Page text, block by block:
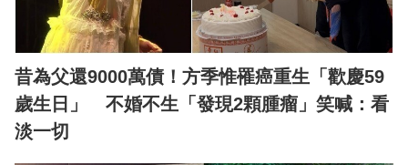
昔為父還9000萬債！方季惟罹癌重生「歡慶59
歲生日」 不婚不生「發現2顆腫瘤」笑喊：看
淡一切